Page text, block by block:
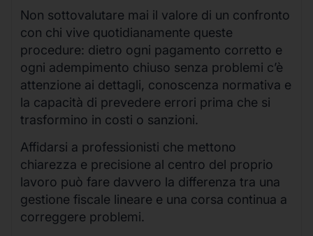
Non sottovalutare mai il valore di un confronto
con chi vive quotidianamente queste
procedure: dietro ogni pagamento corretto e
ogni adempimento chiuso senza problemi c’è
attenzione ai dettagli, conoscenza normativa e
la capacità di prevedere errori prima che si
trasformino in costi o sanzioni.
Affidarsi a professionisti che mettono
chiarezza e precisione al centro del proprio
lavoro può fare davvero la differenza tra una
gestione fiscale lineare e una corsa continua a
correggere problemi.